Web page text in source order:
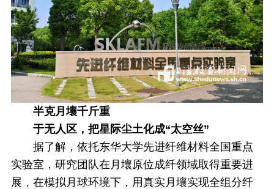
半克月壤千斤重
于无人区，把星际尘土化成“太空丝”
据了解， 依托东华大学先进纤维材料全国重点
实验室，研究团队在月壤原位成纤领域取得重要进
展，在模拟月球环境下，用真实月壤实现全组分纤